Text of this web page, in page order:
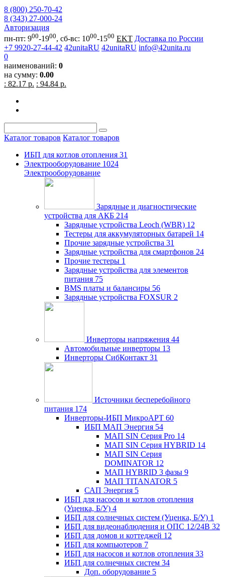
8 (800) 250-70-42
8 (343) 27-000-24
Авторизация
пн-пт: 900-1900, сб-вс: 1000-1500 EKT Доставка по России
+7 9920-27-44-42 42unitaRU 42unitaRU info@42unita.ru
0
наименований: 0
на сумму: 0.00
: 82.17 р. : 94.84 р.
Каталог товаров Каталог товаров
ИБП для котлов отопления 31
Электрооборудование 1024
Электрооборудование
Зарядные и диагностические
устройства для АКБ 214
Зарядные устройства Leoch (WBR) 12
Тестеры для аккумуляторных батарей 14
Прочие зарядные устройства 31
Зарядные устройства для смартфонов 24
Прочие тестеры 1
Зарядные устройства для элементов
питания 75
BMS платы и балансиры 56
Зарядные устройства FOXSUR 2
Инверторы напряжения 44
Автомобильные инверторы 13
Инверторы СибКонтакт 31
Источники бесперебойного
питания 174
Инверторы-ИБП МикроАРТ 60
ИБП МАП Энергия 54
МАП SIN Серия Pro 14
МАП SIN Серия HYBRID 14
МАП SIN Серия
DOMINATOR 12
МАП HYBRID 3 фазы 9
МАП TITANATOR 5
САП Энергия 5
ИБП для насосов и котлов отопления
(Уценка, Б/У) 4
ИБП для солнечных систем (Уценка, Б/У) 1
ИБП для видеонаблюдения и ОПС 12/24В 32
ИБП для домов и коттеджей 12
ИБП для компьютеров 7
ИБП для насосов и котлов отопления 33
ИБП для солнечных систем 34
Доп. оборудование 5